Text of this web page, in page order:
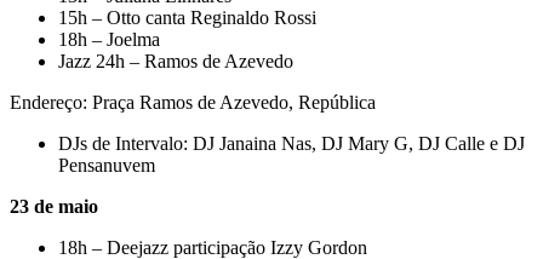
15h – Otto canta Reginaldo Rossi
18h – Joelma
Jazz 24h – Ramos de Azevedo
Endereço: Praça Ramos de Azevedo, República
DJs de Intervalo: DJ Janaina Nas, DJ Mary G, DJ Calle e DJ
Pensanuvem
23 de maio
18h – Deejazz participação Izzy Gordon